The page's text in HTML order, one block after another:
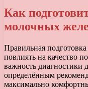
Как
молочных
Правильная
повлиять на качество
важность диагностики
определённым
максимально